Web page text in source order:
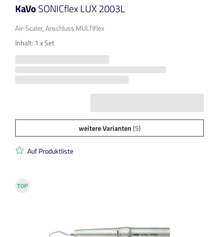
KaVoSONICflex LUX 2003L
Air-Scaler, Anschluss MULTIflex
Inhalt: 1 x Set
weitere Varianten(5)
Auf Produktliste